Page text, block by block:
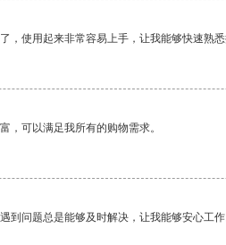
，使用起来非常容易上手，让我能够快速熟悉
，可以满足我所有的购物需求。
到问题总是能够及时解决，让我能够安心工作